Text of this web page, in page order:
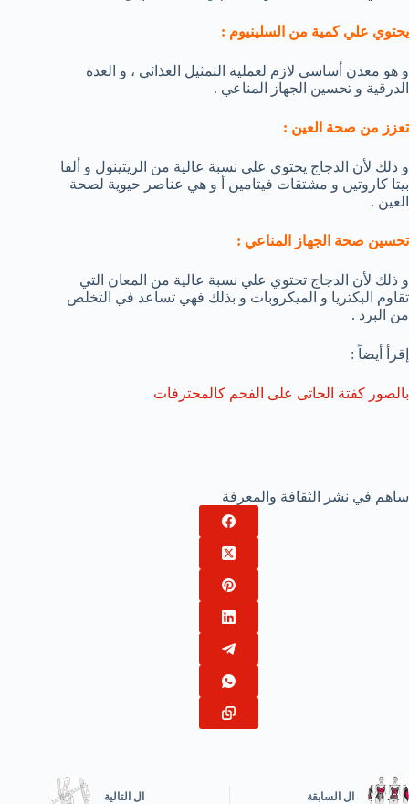
يحتوي علي كمية من السلينيوم :
و هو معدن أساسي لازم لعملية التمثيل الغذائي ، و الغدة
الدرقية و تحسين الجهاز المناعي .
تعزز من صحة العين :
و ذلك لأن الدجاج يحتوي علي نسبة عالية من الريتينول و ألفا
بيتا كاروتين و مشتقات فيتامين أ و هي عناصر حيوية لصحة
العين .
تحسين صحة الجهاز المناعي :
و ذلك لأن الدجاج تحتوي علي نسبة عالية من المعان التي
تقاوم البكتريا و الميكروبات و بذلك فهي تساعد في التخلص
من البرد .
إقرأ أيضاً :
بالصور كفتة الحاتى على الفحم كالمحترفات
ساهم في نشر الثقافة والمعرفة
ال السابقة ال التالية